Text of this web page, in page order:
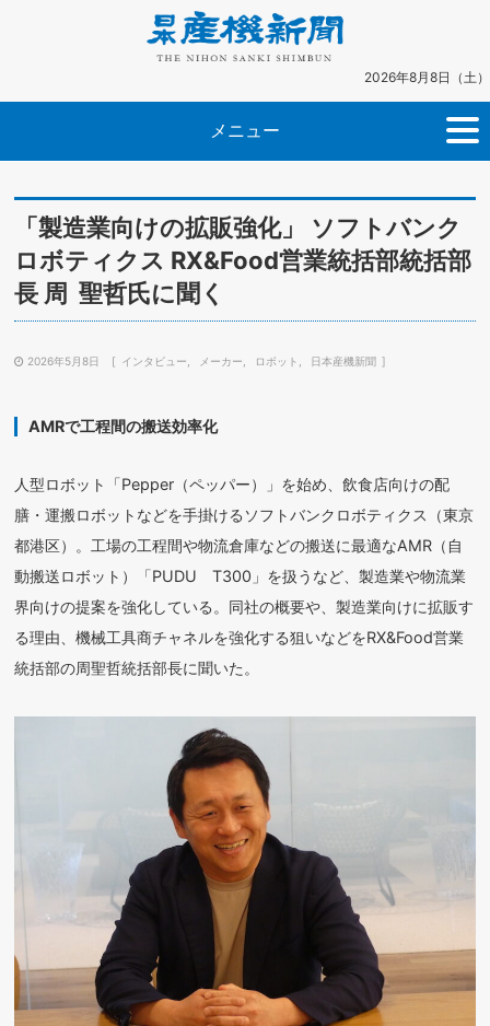
2026年8月8日（土）
メニュー
「製造業向けの拡販強化」 ソフトバンク
ロボティクス RX&Food営業統括部統括部
長 周 聖哲氏に聞く
2026年5月8日 インタビュー メーカー ロボット 日本産機新聞
AMRで工程間の搬送効率化
人型ロボット「Pepper（ペッパー）」を始め、飲食店向けの配
膳・運搬ロボットなどを手掛けるソフトバンクロボティクス（東京
都港区）。工場の工程間や物流倉庫などの搬送に最適なAMR（自
動搬送ロボット）「PUDU T300」を扱うなど、製造業や物流業
界向けの提案を強化している。同社の概要や、製造業向けに拡販す
る理由、機械工具商チャネルを強化する狙いなどをRX&Food営業
統括部の周聖哲統括部長に聞いた。